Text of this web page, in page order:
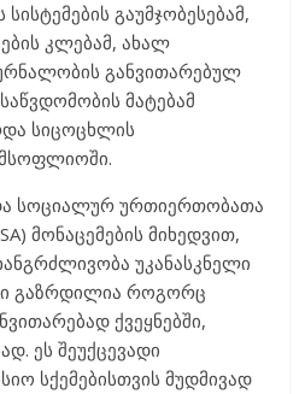
გაუმჯობესებამ,
კლებამ, ახალ
განვითარებულ
მატებამ
სიცოცხლის
სოციალურ ურთიერთობათა
მონაცემების მიხედვით,
უკანასკნელი
გაზრდილია როგორც
ქვეყნებში,
ეს შეუქცევადი
სქემებისთვის მუდმივად